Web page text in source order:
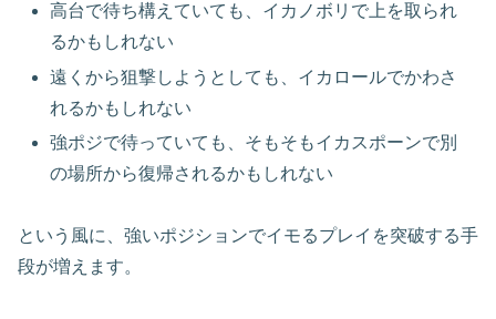
高台で待ち構えていても、イカノボリで上を取られ
るかもしれない
遠くから狙撃しようとしても、イカロールでかわさ
れるかもしれない
強ポジで待っていても、そもそもイカスポーンで別
の場所から復帰されるかもしれない
という風に、強いポジションでイモるプレイを突破する手
段が増えます。